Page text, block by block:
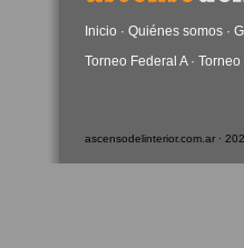
Inicio · Quiénes somos ·
Torneo Federal A·
ascensodelinterior.com.ar ·